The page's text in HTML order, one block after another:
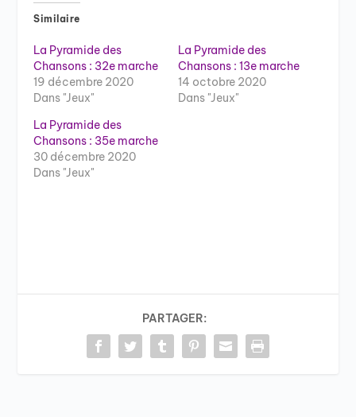
Similaire
La Pyramide des
Chansons : 32e marche
19 décembre 2020
Dans "Jeux"
La Pyramide des
Chansons : 13e marche
14 octobre 2020
Dans "Jeux"
La Pyramide des
Chansons : 35e marche
30 décembre 2020
Dans "Jeux"
PARTAGER: